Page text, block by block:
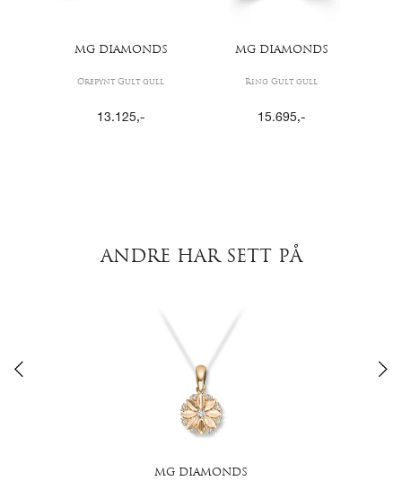
MG DIAMONDS
Ørepynt Gult gull
13.125,-
MG DIAMONDS
Ring Gult gull
15.695,-
ANDRE HAR SETT PÅ
MG DIAMONDS